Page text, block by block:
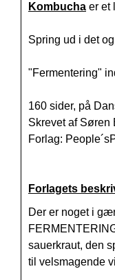
Kombucha er et
Spring ud i det
"Fermentering"
160 sider, på
Skrevet af Søren
Forlag:
Forlagets
Der er noget i
sauerkraut, den
til velsmagende